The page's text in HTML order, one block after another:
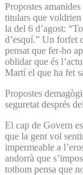
Propostes
titulars que voldrien
la del 6 d’agost:
d’esquí.” Un forfet
pensat que fer-ho
oblidar que és
Martí el que ha fet
Propostes
seguretat després
El cap de Govern
que la gent vol
impermeable a
andorrà que
tothom pensa que